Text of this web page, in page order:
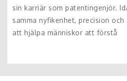
sin karriär som patentingenjör.
samma nyfikenhet, precision
att hjälpa människor att förstå